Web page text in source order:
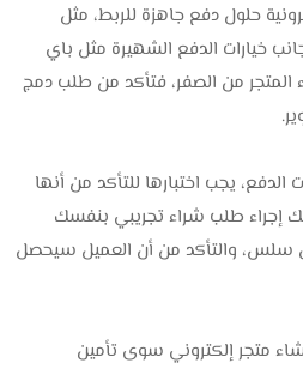
حلول دفع جاهزة للربط، مثل
خيارات الدفع الشهيرة مثل باي
المتجر من الصفر، فتأكد من طلب دمج
الدفع، يجب اختبارها للتأكد من أنها
طلب شراء تجريبي بنفسك
سلس، والتأكد من أن العميل سيحصل
متجر إلكتروني سوى تأمين